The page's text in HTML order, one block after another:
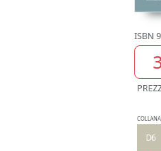
ISBN
COLLANA
D6